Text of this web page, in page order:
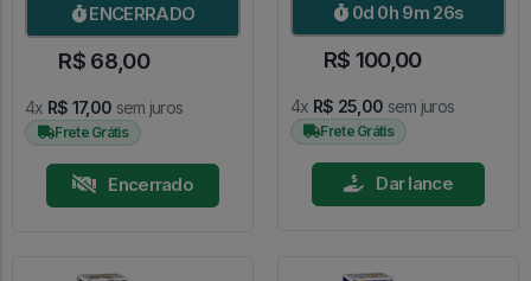
ENCERRADO
R$ 68,00
4x R$ 17,00 sem juros
Frete Grátis
Encerrado
0d 0h 9m 24s
R$ 100,00
4x R$ 25,00 sem juros
Frete Grátis
Dar lance